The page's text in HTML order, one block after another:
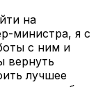
на
министра, я с
с ним и
вернуть
лучшее